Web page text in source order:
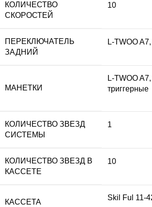
КОЛИЧЕСТВО
СКОРОСТЕЙ
10
ПЕРЕКЛЮЧАТЕЛЬ
ЗАДНИЙ
L-TWOO
МАНЕТКИ
L-TWOO
триггерные
КОЛИЧЕСТВО ЗВЕЗД
СИСТЕМЫ
1
КОЛИЧЕСТВО ЗВЕЗД В
КАССЕТЕ
10
КАССЕТА
Skil Ful 11-